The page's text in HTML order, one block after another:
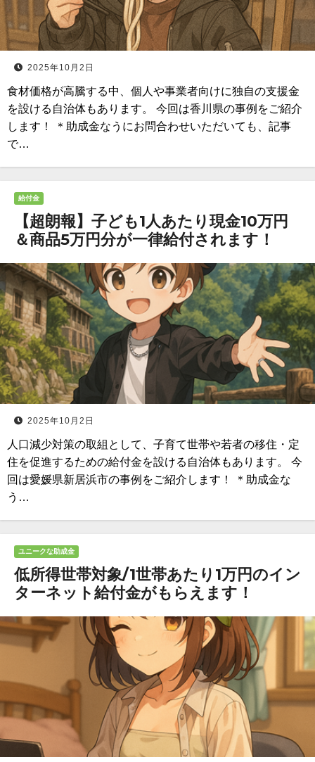
2025年10月2日
食材価格が高騰する中、個人や事業者向けに独自の支援金
を設ける自治体もあります。 今回は香川県の事例をご紹介
します！ ＊助成金なうにお問合わせいただいても、記事
で…
給付金
【超朗報】子ども1人あたり現金10万円
＆商品5万円分が一律給付されます！
2025年10月2日
人口減少対策の取組として、子育て世帯や若者の移住・定
住を促進するための給付金を設ける自治体もあります。 今
回は愛媛県新居浜市の事例をご紹介します！ ＊助成金な
う…
ユニークな助成金
低所得世帯対象/1世帯あたり1万円のイン
ターネット給付金がもらえます！